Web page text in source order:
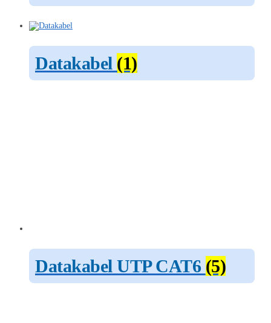
Datakabel (1)
Datakabel UTP CAT6 (5)